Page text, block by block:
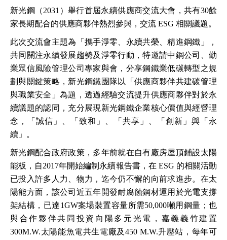
新光鋼（2031）舉行首屆永續供應商交流大會，共有30餘
家長期配合的供應商夥伴熱烈參與，交流 ESG 相關議題。
此次交流會主題為「攜手淨零、永續共榮、精進鋼鐵」，
共同關注永續發展趨勢及淨零行動，特邀請中鋼公司、勤
業眾信風險管理公司專家與會，分享鋼鐵業低碳轉型之規
劃與關鍵策略，新光鋼鐵團隊以「供應商夥伴共建碳管理
與職業安全」為題，透過經驗交流提升供應商夥伴對於永
續議題的認同，充分展現新光鋼鐵企業核心價值與經營理
念，「誠信」、「致和」、「共享」、「創新」與「永
續」。
新光鋼配合政府政策，多年前就在自有廠房屋頂鋪設太陽
能板，自2017年開始編制永續報告書，在 ESG 的相關活動
已投入許多人力、物力，迄今仍不懈的向前求進步。在太
陽能方面，該公司近五年開發耐腐蝕鋼材運用於光電支撐
架結構，已達1GW案場裝置容量所需50,000噸用鋼量；也
與合作夥伴共同投資向陽多元光電，嘉義義竹建置
300M.W.太陽能魚電共生電廠及450 M.W.升壓站，每年可